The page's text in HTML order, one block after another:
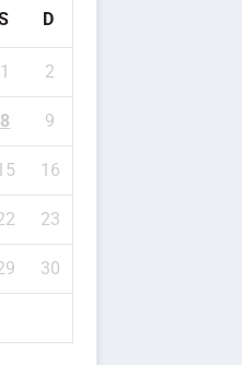
D
1 2
8 9
16
23
30